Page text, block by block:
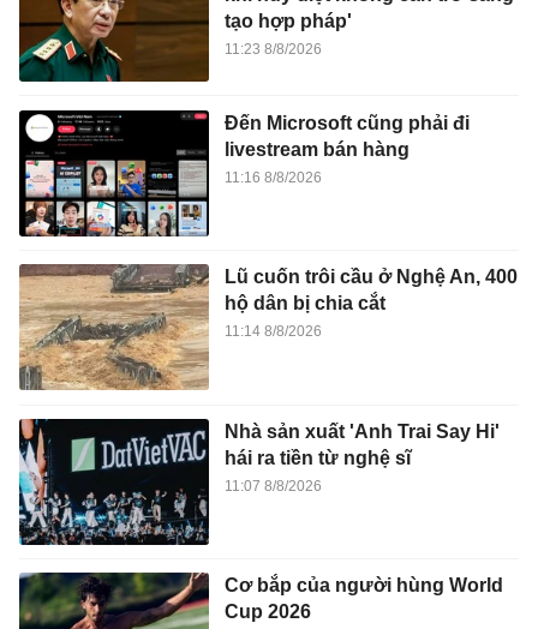
tạo hợp pháp'
11:23 8/8/2026
Đến Microsoft cũng phải đi
livestream bán hàng
11:16 8/8/2026
Lũ cuốn trôi cầu ở Nghệ An, 400
hộ dân bị chia cắt
11:14 8/8/2026
Nhà sản xuất 'Anh Trai Say Hi'
hái ra tiền từ nghệ sĩ
11:07 8/8/2026
Cơ bắp của người hùng World
Cup 2026